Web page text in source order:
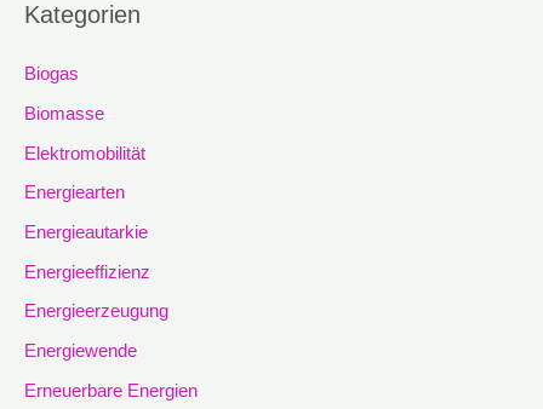
Kategorien
Biogas
Biomasse
Elektromobilität
Energiearten
Energieautarkie
Energieeffizienz
Energieerzeugung
Energiewende
Erneuerbare Energien